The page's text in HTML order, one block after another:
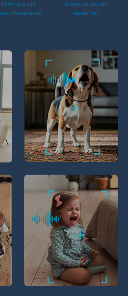
Detecta a tus
activas
Alerta un sonido
repentino